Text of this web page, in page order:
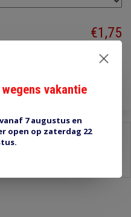
€1,75
vakantie
7 augustus en
open op zaterdag 22